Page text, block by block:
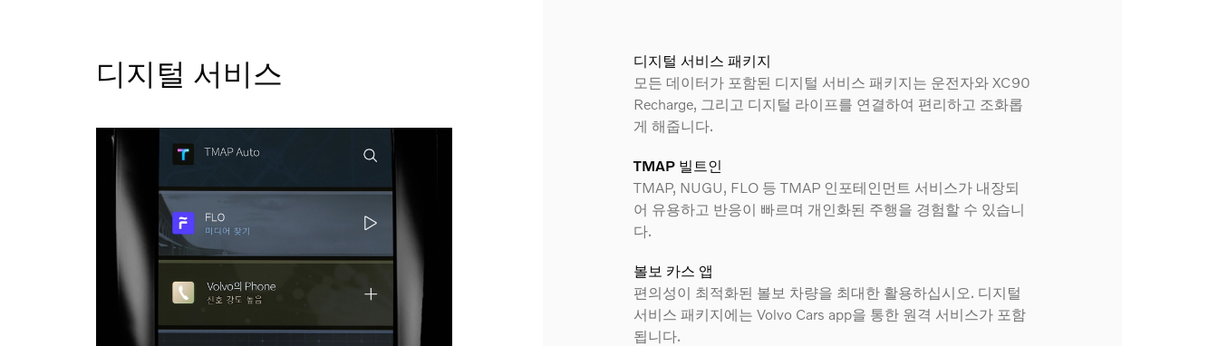
디지털 서비스
디지털 서비스 패키지
모든 데이터가 포함된 디지털 서비스 패키지는 운전자와 XC90
Recharge, 그리고 디지털 라이프를 연결하여 편리하고 조화롭
게 해줍니다.
TMAP 빌트인
TMAP, NUGU, FLO 등 TMAP 인포테인먼트 서비스가 내장되
어 유용하고 반응이 빠르며 개인화된 주행을 경험할 수 있습니
다.
볼보 카스 앱
편의성이 최적화된 볼보 차량을 최대한 활용하십시오. 디지털
서비스 패키지에는 Volvo Cars app을 통한 원격 서비스가 포함
됩니다.